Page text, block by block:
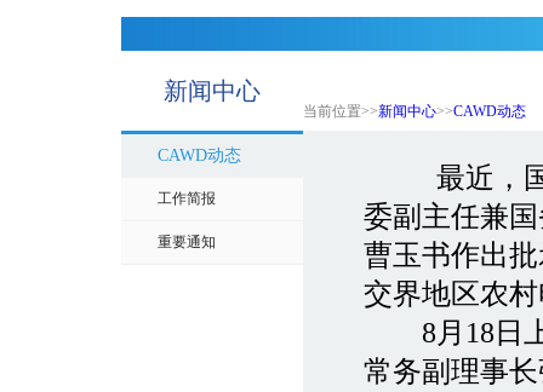
新闻中心
当前位置>>新闻中心>>CAWD动态
CAWD动态
工作简报
重要通知
最近，
委副主任兼
曹玉书作出
交界地区农
8月18日上
常务副理事